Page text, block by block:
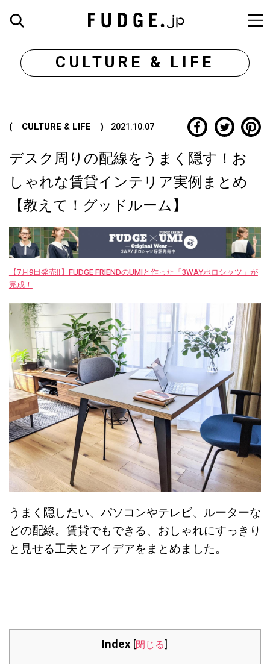
CULTURE & LIFE
( CULTURE & LIFE ) 2021.10.07
デスク周りの配線をうまく隠す！お
しゃれな賃貸インテリア実例まとめ
【教えて！グッドルーム】
【7月9日発売‼︎】FUDGE FRIENDのUMIと作った「3WAYポロシャツ」が
完成！
うまく隠したい、パソコンやテレビ、ルーターな
どの配線。賃貸でもできる、おしゃれにすっきり
と見せる工夫とアイデアをまとめました。
Index [閉じる]